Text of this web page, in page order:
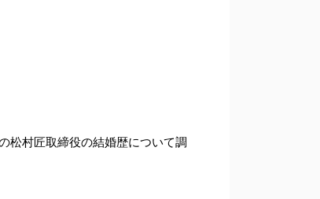
松村匠取締役の結婚歴について調